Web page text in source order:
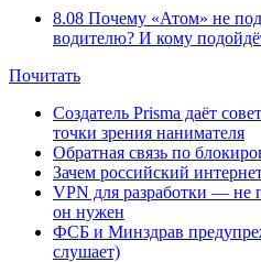
8.08 Почему «Атом» не
водителю? И кому
Почитать
Создатель Prisma даёт
точки зрения нанимателя
Обратная связь по
Зачем российский
VPN для разработки — не
он нужен
ФСБ и Минздрав
слушает)